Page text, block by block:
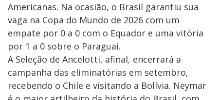
Americanas. Na ocasião, o Brasil garantiu sua
vaga na Copa do Mundo de 2026 com um
empate por 0 a 0 com o Equador e uma vitória
por 1 a 0 sobre o Paraguai.
A Seleção de Ancelotti, afinal, encerrará a
campanha das eliminatórias em setembro,
recebendo o Chile e visitando a Bolívia. Neymar